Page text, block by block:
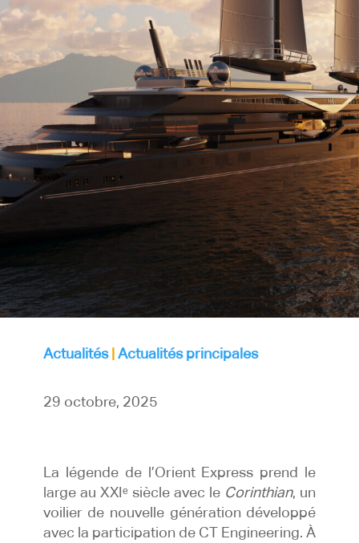
Actualités|Actualités principales
29 octobre, 2025
La légende de l’Orient Express prend le
large au XXIᵉ siècle avec le Corinthian, un
voilier de nouvelle génération développé
avec la participation de CT Engineering. À